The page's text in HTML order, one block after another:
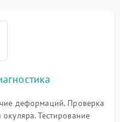
деформаций. Проверка
Тестирование